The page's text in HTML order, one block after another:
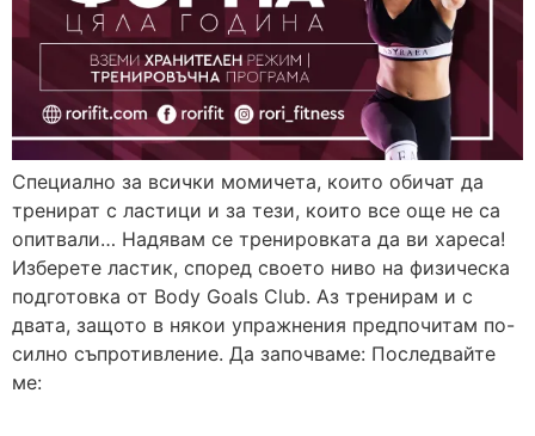
Специално за всички момичета, които обичат да
тренират с ластици и за тези, които все още не са
опитвали… Надявам се тренировката да ви хареса!
Изберете ластик, според своето ниво на физическа
подготовка от Body Goals Club. Аз тренирам и с
двата, защото в някои упражнения предпочитам по-
силно съпротивление. Да започваме: Последвайте
ме: